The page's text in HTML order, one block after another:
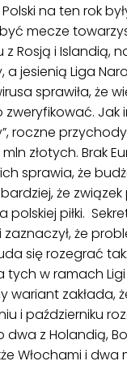
na ten rok
mecze
z Rosją i Islandią,
a jesienią Liga
sprawiła, że
Jak
roczne przychody
złotych. Brak
sprawia, że
że
piłki.
zaznaczył, że
się rozegrać
tych w ramach
wariant zakłada,
i październiku
z Holandią,
Włochami i dwa